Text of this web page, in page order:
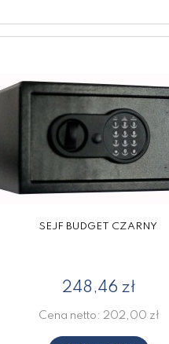
SEJF BUDGET CZARNY
248,46 zł
Cena netto: 202,00 zł